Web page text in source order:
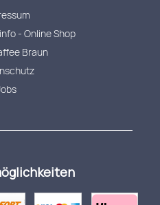
- Online Shop
Braun